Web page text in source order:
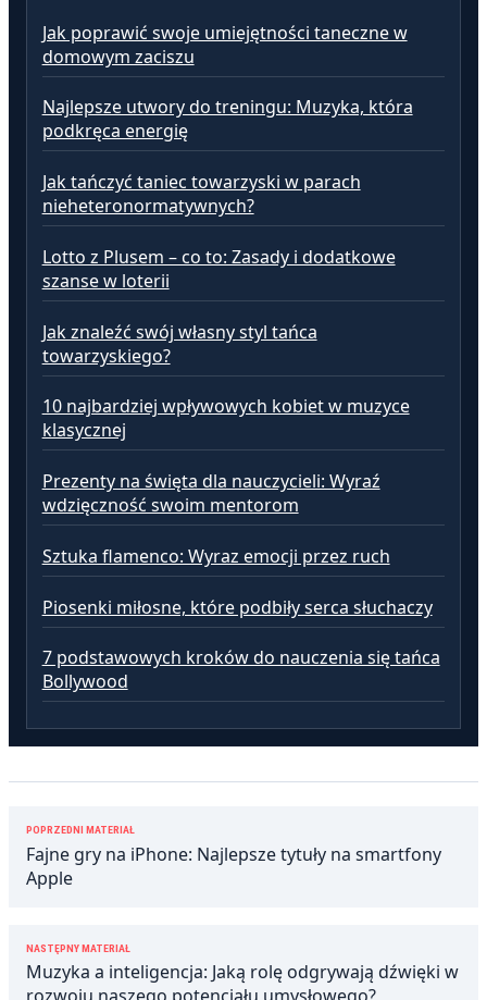
Jak poprawić swoje umiejętności taneczne w
domowym zaciszu
Najlepsze utwory do treningu: Muzyka, która
podkręca energię
Jak tańczyć taniec towarzyski w parach
nieheteronormatywnych?
Lotto z Plusem – co to: Zasady i dodatkowe
szanse w loterii
Jak znaleźć swój własny styl tańca
towarzyskiego?
10 najbardziej wpływowych kobiet w muzyce
klasycznej
Prezenty na święta dla nauczycieli: Wyraź
wdzięczność swoim mentorom
Sztuka flamenco: Wyraz emocji przez ruch
Piosenki miłosne, które podbiły serca słuchaczy
7 podstawowych kroków do nauczenia się tańca
Bollywood
Nawigacja
wpisu
POPRZEDNI MATERIAŁ
Fajne gry na iPhone: Najlepsze tytuły na smartfony
Apple
NASTĘPNY MATERIAŁ
Muzyka a inteligencja: Jaką rolę odgrywają dźwięki w